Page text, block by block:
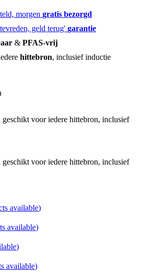
morgen gratis bezorgd
geld terug' garantie
& PFAS-vrij
hittebron, inclusief inductie
voor iedere hittebron, inclusief
voor iedere hittebron, inclusief
available)
available)
)
available)